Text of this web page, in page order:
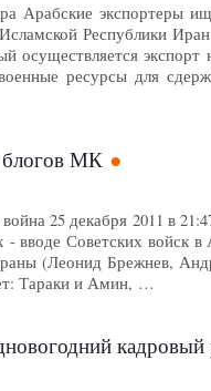
Арабские экспортеры
Республики
осуществляется
ресурсы для
блогов МК
25 декабря 2011 в
вводе Советских войск
(Леонид Брежнев,
Тараки и Амин, …
кадровый